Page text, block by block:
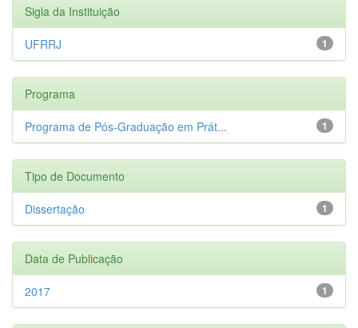
Sigla da Instituição
1
UFRRJ
Programa
1
Programa de Pós-Graduação em Prát...
Tipo de Documento
1
Dissertação
Data de Publicação
1
2017